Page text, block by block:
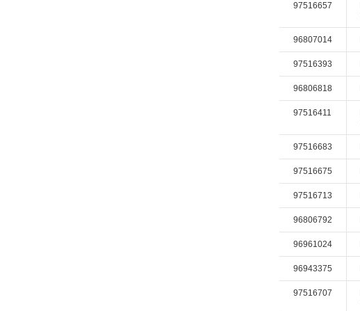
97516657
96807014
97516393
96806818
97516411
97516683
97516675
97516713
96806792
96961024
96943375
97516707